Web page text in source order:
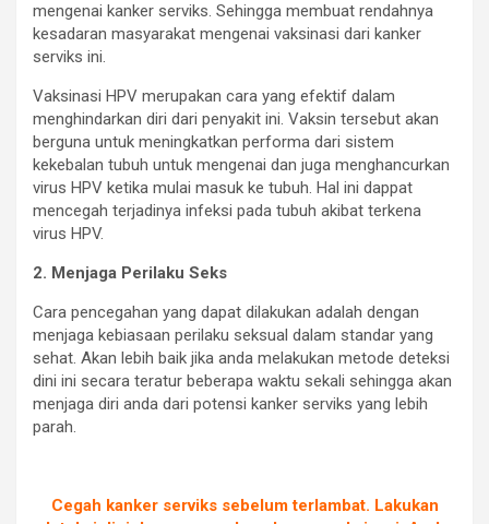
mengenai kanker serviks. Sehingga membuat rendahnya
kesadaran masyarakat mengenai vaksinasi dari kanker
serviks ini.
Vaksinasi HPV merupakan cara yang efektif dalam
menghindarkan diri dari penyakit ini. Vaksin tersebut akan
berguna untuk meningkatkan performa dari sistem
kekebalan tubuh untuk mengenai dan juga menghancurkan
virus HPV ketika mulai masuk ke tubuh. Hal ini dappat
mencegah terjadinya infeksi pada tubuh akibat terkena
virus HPV.
2. Menjaga Perilaku Seks
Cara pencegahan yang dapat dilakukan adalah dengan
menjaga kebiasaan perilaku seksual dalam standar yang
sehat. Akan lebih baik jika anda melakukan metode deteksi
dini ini secara teratur beberapa waktu sekali sehingga akan
menjaga diri anda dari potensi kanker serviks yang lebih
parah.
Cegah kanker serviks sebelum terlambat. Lakukan